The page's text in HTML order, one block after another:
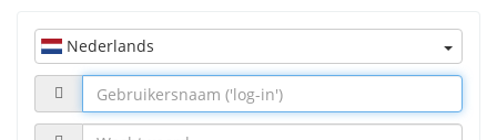
Nederlands